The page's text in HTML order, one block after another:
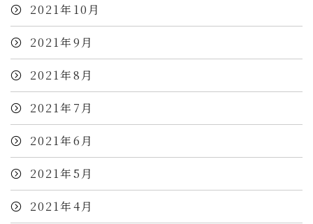
2021年10月
2021年9月
2021年8月
2021年7月
2021年6月
2021年5月
2021年4月